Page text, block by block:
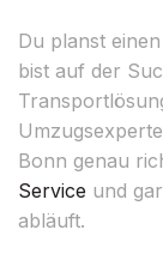
Du planst
bist auf der
Bonn genau
Service und
abläuft.